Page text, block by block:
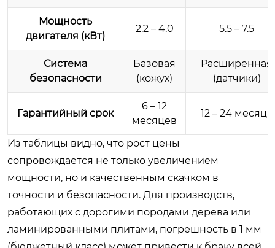
Мощность
двигателя (кВт)
2.2 – 4.0 5.5 – 7.5
Система
безопасности
Базовая
(кожух)
Расширенная
(датчики)
Гарантийный срок
6 – 12
месяцев
12 – 24 месяца
Из таблицы видно, что рост цены
сопровождается не только увеличением
мощности, но и качественным скачком в
точности и безопасности. Для производств,
работающих с дорогими породами дерева или
ламинированными плитами, погрешность в 1 мм